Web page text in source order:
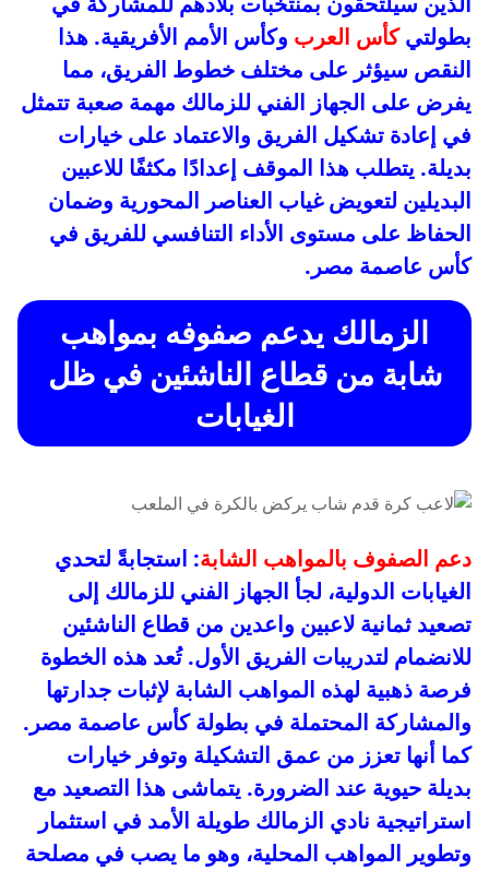
بطولتيكأس العرب وكأس الأمم الأفريقية. هذا
النقص سيؤثر على مختلف خطوط الفريق، مما
يفرض على الجهاز الفني للزمالك مهمة صعبة تتمثل
في إعادة تشكيل الفريق والاعتماد على خيارات
بديلة. يتطلب هذا الموقف إعدادًا مكثفًا للاعبين
البديلين لتعويض غياب العناصر المحورية وضمان
الحفاظ على مستوى الأداء التنافسي للفريق في
كأس عاصمة مصر.
الزمالك يدعم صفوفه بمواهب
شابة من قطاع الناشئين في ظل
الغيابات
دعم الصفوف بالمواهب الشابة: استجابةً لتحدي
الغيابات الدولية، لجأ الجهاز الفني للزمالك إلى
تصعيد ثمانية لاعبين واعدين من قطاع الناشئين
للانضمام لتدريبات الفريق الأول. تُعد هذه الخطوة
فرصة ذهبية لهذه المواهب الشابة لإثبات جدارتها
والمشاركة المحتملة في بطولة كأس عاصمة مصر.
كما أنها تعزز من عمق التشكيلة وتوفر خيارات
بديلة حيوية عند الضرورة. يتماشى هذا التصعيد مع
استراتيجية نادي الزمالك طويلة الأمد في استثمار
وتطوير المواهب المحلية، وهو ما يصب في مصلحة